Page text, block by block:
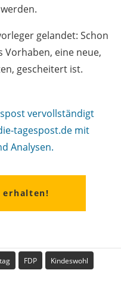
gelandet: Schon
Vorhaben, eine neue,
gescheitert ist.
vervollständigt
tagespost.de mit
Analysen.
erhalten!
FDP Kindeswohl